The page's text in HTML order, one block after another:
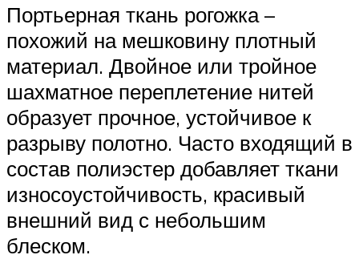
Портьерная ткань рогожка –
похожий на мешковину плотный
материал. Двойное или тройное
шахматное переплетение нитей
образует прочное, устойчивое к
разрыву полотно. Часто входящий в
состав полиэстер добавляет ткани
износоустойчивость, красивый
внешний вид с небольшим
блеском.